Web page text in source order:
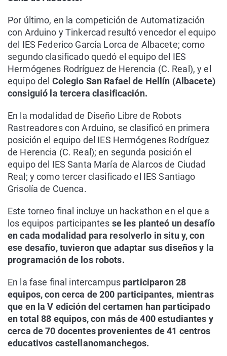
Por último, en la competición de Automatización
con Arduino y Tinkercad resultó vencedor el equipo
del IES Federico García Lorca de Albacete; como
segundo clasificado quedó el equipo del IES
Hermógenes Rodríguez de Herencia (C. Real), y el
equipo del Colegio San Rafael de Hellín (Albacete)
consiguió la tercera clasificación.
En la modalidad de Diseño Libre de Robots
Rastreadores con Arduino, se clasificó en primera
posición el equipo del IES Hermógenes Rodríguez
de Herencia (C. Real); en segunda posición el
equipo del IES Santa María de Alarcos de Ciudad
Real; y como tercer clasificado el IES Santiago
Grisolía de Cuenca.
Este torneo final incluye un hackathon en el que a
los equipos participantes se les planteó un desafío
en cada modalidad para resolverlo in situ y, con
ese desafío, tuvieron que adaptar sus diseños y la
programación de los robots.
En la fase final intercampus participaron 28
equipos, con cerca de 200 participantes, mientras
que en la V edición del certamen han participado
en total 88 equipos, con más de 400 estudiantes y
cerca de 70 docentes provenientes de 41 centros
educativos castellanomanchegos.